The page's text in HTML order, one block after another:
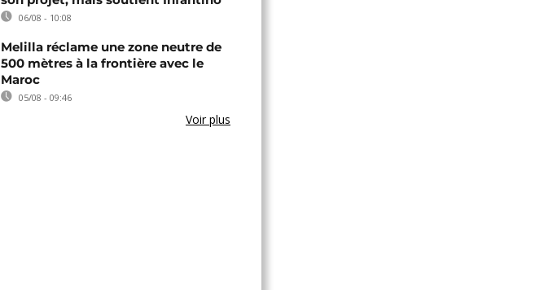
06/08 - 10:08
Melilla réclame une zone neutre de
500 mètres à la frontière avec le
Maroc
05/08 - 09:46
Voir plus